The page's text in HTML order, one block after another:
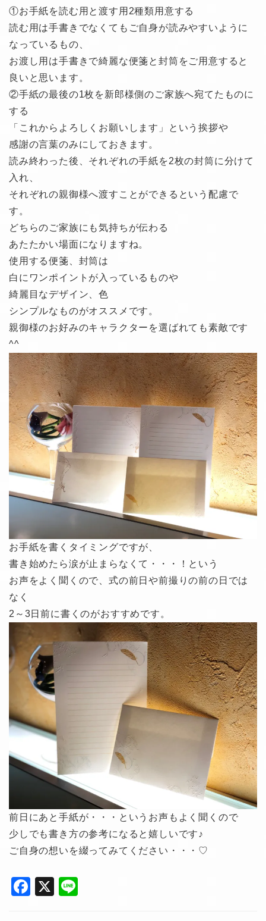
①お手紙を読む用と渡す用2種類用意する
読む用は手書きでなくてもご自身が読みやすいように
なっているもの、
お渡し用は手書きで綺麗な便箋と封筒をご用意すると
良いと思います。
②手紙の最後の1枚を新郎様側のご家族へ宛てたものに
する
「これからよろしくお願いします」という挨拶や
感謝の言葉のみにしておきます。
読み終わった後、それぞれの手紙を2枚の封筒に分けて
入れ、
それぞれの親御様へ渡すことができるという配慮で
す。
どちらのご家族にも気持ちが伝わる
あたたかい場面になりますね。
使用する便箋、封筒は
白にワンポイントが入っているものや
綺麗目なデザイン、色
シンプルなものがオススメです。
親御様のお好みのキャラクターを選ばれても素敵です
^^
お手紙を書くタイミングですが、
書き始めたら涙が止まらなくて・・・！という
お声をよく聞くので、式の前日や前撮りの前の日では
なく
2～3日前に書くのがおすすめです。
前日にあと手紙が・・・というお声もよく聞くので
少しでも書き方の参考になると嬉しいです♪
ご自身の想いを綴ってみてください・・・♡
F
X